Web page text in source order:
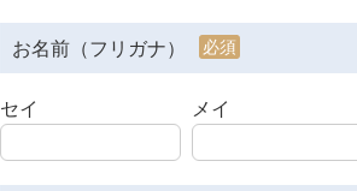
お名前（フリガナ） 必須
セイ メイ